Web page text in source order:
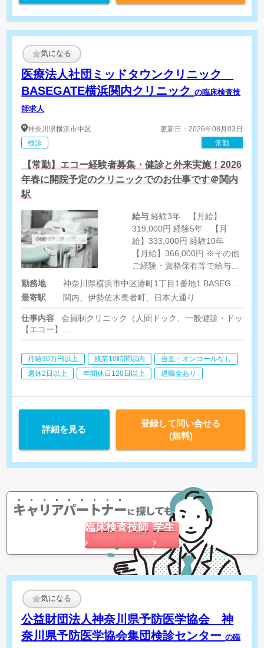
気になる
医療法人社団ミッドタウンクリニック
BASEGATE横浜関内クリニックの臨床検査技
師求人
神奈川県横浜市中区
検診
更新日：2026年08月03日
常勤
【常勤】エコー経験者募集・健診と外来実施！2026
年春に開院予定のクリニックでのお仕事です＠関内
駅
給与
319,000円 経験5年 【月
給】333,000円 経験10年
【月給】366,000円 ※その他
ご経験・資格保有等で給与は
前後致します。 （別途残業代
支給あり）
勤務地
最寄駅
関内、伊勢佐木長者町、日本大通り
仕事内容
会員制クリニック（人間ドック、一般健診・ドック）
【エコー】
【その他生理検査】
心電図、ABI、視力・眼底、聴力、呼吸機能※採血なし
月給30万円以上 残業10時間以内
当直・オンコールなし
週休2日以上
年間休日120日以上 退職金あり
詳細を見る
登録して問い合せる
(無料)
キャリアパートナーに探してもらう
臨床検査技師 学生
気になる
公益財団法人神奈川県予防医学協会 神
奈川県予防医学協会集団検診センターの臨